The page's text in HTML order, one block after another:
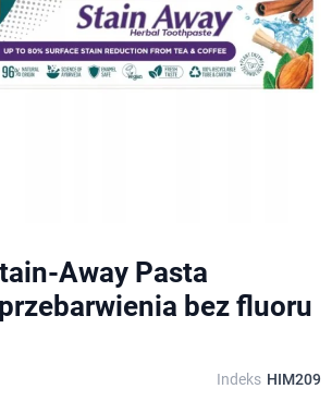
Away Pasta
bez fluoru
Indeks HIM209